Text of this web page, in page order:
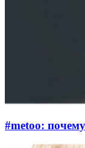
#metoo: